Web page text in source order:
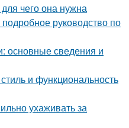
чего она нужна
руководство по
основные сведения и
и функциональность
ухаживать за